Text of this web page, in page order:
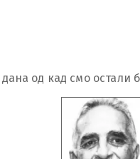
дана од кад смо остали